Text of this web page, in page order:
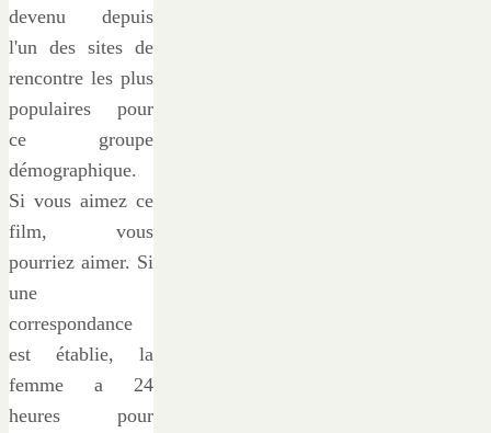
devenu depuis
l'un des sites de
rencontre les plus
populaires pour
ce groupe
démographique.
Si vous aimez ce
film, vous
pourriez aimer. Si
une
correspondance
est établie, la
femme a 24
heures pour